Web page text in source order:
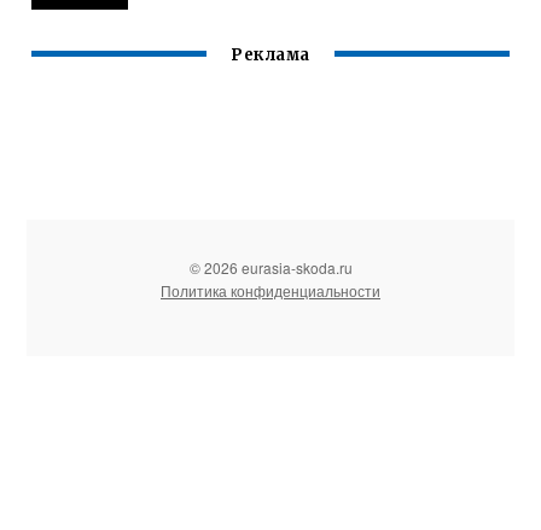
Реклама
© 2026 eurasia-skoda.ru
Политика конфиденциальности